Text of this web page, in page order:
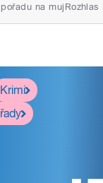
na mujRozhlas
Krimi